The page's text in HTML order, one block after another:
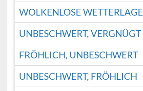
WOLKENLOSE WETTERLAGE
UNBESCHWERT, VERGNÜGT
FRÖHLICH, UNBESCHWERT
UNBESCHWERT, FRÖHLICH